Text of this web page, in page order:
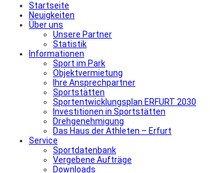
Startseite
Neuigkeiten
Über uns
Unsere Partner
Statistik
Informationen
Sport im Park
Objektvermietung
Ihre Ansprechpartner
Sportstätten
Sportentwicklungsplan ERFURT 2030
Investitionen in Sportstätten
Drehgenehmigung
Das Haus der Athleten – Erfurt
Service
Sportdatenbank
Vergebene Aufträge
Downloads